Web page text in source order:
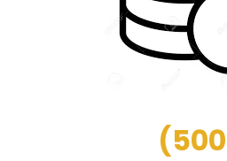
(500